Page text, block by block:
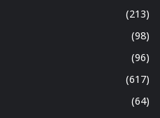
(213)
(98)
(96)
(617)
(64)